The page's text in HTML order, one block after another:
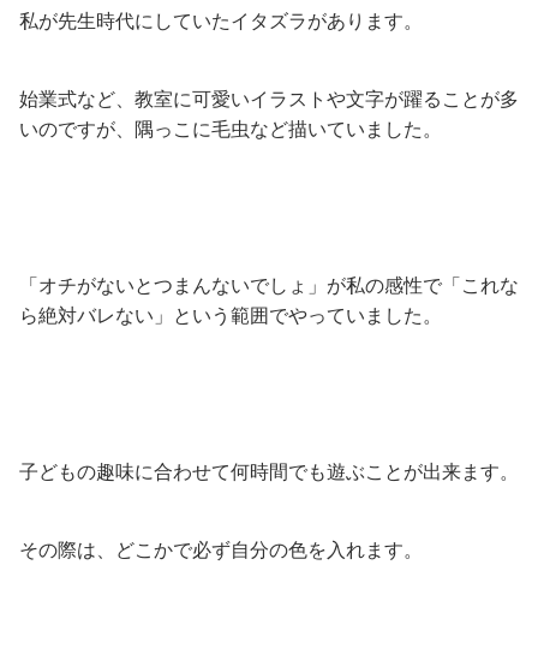
私が先生時代にしていたイタズラがあります。
始業式など、教室に可愛いイラストや文字が躍ることが多
いのですが、隅っこに毛虫など描いていました。
「オチがないとつまんないでしょ」が私の感性で「これな
ら絶対バレない」という範囲でやっていました。
子どもの趣味に合わせて何時間でも遊ぶことが出来ます。
その際は、どこかで必ず自分の色を入れます。